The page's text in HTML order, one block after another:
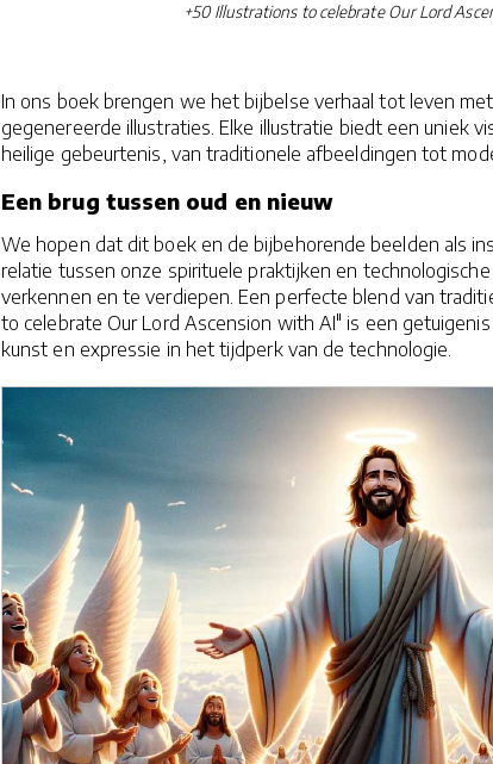
+50 Illustrations to celebrate Our Lord
In ons boek brengen we het bijbelse verhaal tot leven
gegenereerde illustraties. Elke illustratie biedt een uniek
heilige gebeurtenis, van traditionele afbeeldingen tot
Een brug tussen oud en nieuw
We hopen dat dit boek en de bijbehorende beelden als
relatie tussen onze spirituele praktijken en
verkennen en te verdiepen. Een perfecte blend van
to celebrate Our Lord Ascension with AI" is een
kunst en expressie in het tijdperk van de technologie.